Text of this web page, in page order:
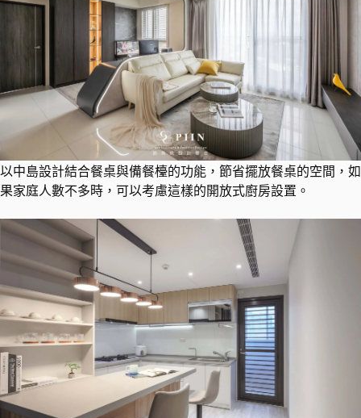
以中島設計結合餐桌與備餐檯的功能，節省擺放餐桌的空間，如
果家庭人數不多時，可以考慮這樣的開放式廚房設置。